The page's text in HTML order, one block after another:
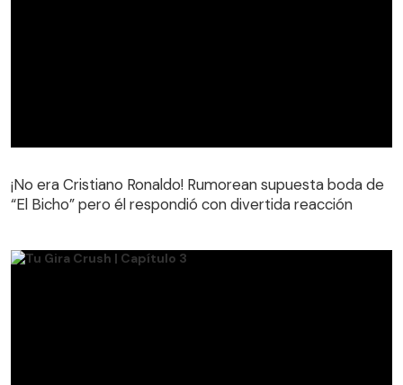
¡No era Cristiano Ronaldo! Rumorean supuesta boda de
“El Bicho” pero él respondió con divertida reacción